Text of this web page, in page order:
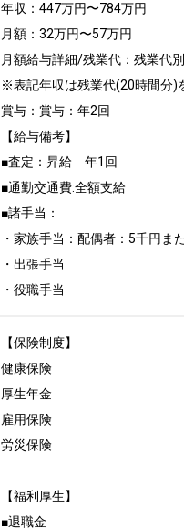
年収：447万円〜784万円
月額：32万円〜57万円
月額給与詳細/残業代：残業代
※表記年収は残業代(20時間分)
賞与：賞与：年2回
【給与備考】
■査定：昇給　年1回
■通勤交通費:全額支給
■諸手当：
・家族手当：配偶者：5千円ま
・出張手当
・役職手当
【保険制度】
健康保険
厚生年金
雇用保険
労災保険
【福利厚生】
■退職金